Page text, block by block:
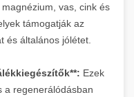
magnézium, vas, cink és
támogatják az
és általános jólétet.
Ezek
a regenerálódásban